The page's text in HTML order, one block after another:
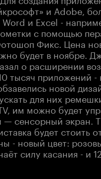
и Adobe,
Word и Excel -
с помощью
Фикс. Цена
будет в ноябре.
о расширении
тысяч приложений
новой
для них
им можно будет
— сенсорный экран.
будет стоить
- новый цвет:
силу касания - и